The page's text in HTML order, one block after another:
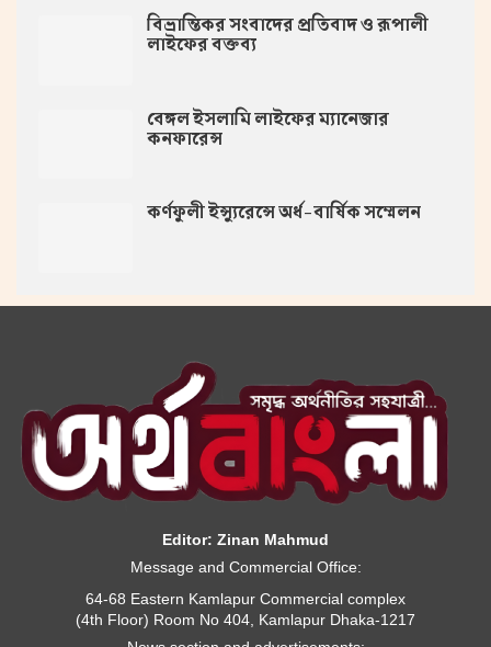
বিভ্রান্তিকর সংবাদের প্রতিবাদ ও রূপালী
লাইফের বক্তব্য
বেঙ্গল ইসলামি লাইফের ম্যানেজার
কনফারেন্স
কর্ণফুলী ইন্স্যুরেন্সে অর্ধ-বার্ষিক সম্মেলন
Editor: Zinan Mahmud
Message and Commercial Office:
64-68 Eastern Kamlapur Commercial complex
(4th Floor) Room No 404, Kamlapur Dhaka-1217